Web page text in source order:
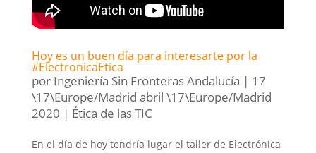
Hoy es un buen día para interesarte por la
#ElectronicaEtica
por Ingeniería Sin Fronteras Andalucía | 17
\17\Europe/Madrid abril \17\Europe/Madrid
2020 | Ética de las TIC
En el día de hoy tendría lugar el taller de Electrónica